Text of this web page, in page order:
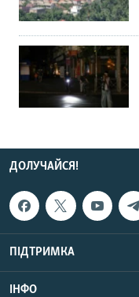
ДОЛУЧАЙСЯ!
ПІДТРИМКА
ІНФО